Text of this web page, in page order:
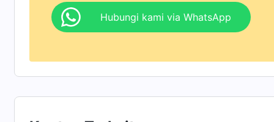
mendengarkan apa yang orang lain katakan,
agar dilihat orang. Namun, ketika pada
menentukan; perkataan orang lain tidak
Hubungi kami via WhatsApp